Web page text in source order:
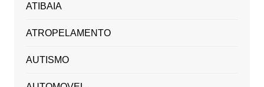
ATIBAIA
ATROPELAMENTO
AUTISMO